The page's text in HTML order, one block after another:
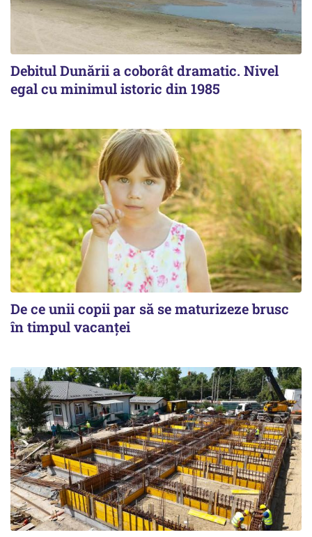
Debitul Dunării a coborât dramatic. Nivel
egal cu minimul istoric din 1985
De ce unii copii par să se maturizeze brusc
în timpul vacanței